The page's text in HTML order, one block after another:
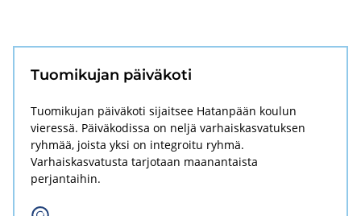
Tuo­mi­ku­jan päi­vä­ko­ti
Tuomikujan päiväkoti sijaitsee Hatanpään koulun
vieressä. Päiväkodissa on neljä varhaiskasvatuksen
ryhmää, joista yksi on integroitu ryhmä.
Varhaiskasvatusta tarjotaan maanantaista
perjantaihin.